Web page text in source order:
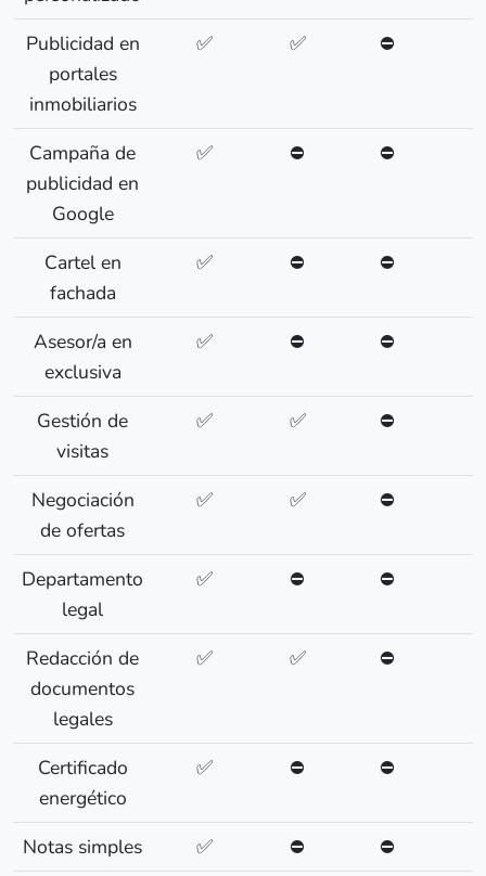
Publicidad en
portales
inmobiliarios
✅ ✅ ⛔
Campaña de
publicidad en
Google
✅ ⛔ ⛔
Cartel en
fachada
✅ ⛔ ⛔
Asesor/a en
exclusiva
✅ ⛔ ⛔
Gestión de
visitas
✅ ✅ ⛔
Negociación
de ofertas
✅ ✅ ⛔
Departamento
legal
✅ ⛔ ⛔
Redacción de
documentos
legales
✅ ✅ ⛔
Certificado
energético
✅ ⛔ ⛔
Notas simples ✅ ⛔ ⛔